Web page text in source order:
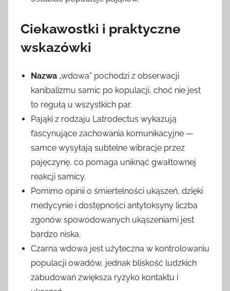
Ciekawostki i praktyczne
wskazówki
Nazwa „wdowa” pochodzi z obserwacji
kanibalizmu samic po kopulacji, choć nie jest
to regułą u wszystkich par.
Pająki z rodzaju Latrodectus wykazują
fascynujące zachowania komunikacyjne —
samce wysyłają subtelne wibracje przez
pajęczynę, co pomaga uniknąć gwałtownej
reakcji samicy.
Pomimo opinii o śmiertelności ukąszeń, dzięki
medycynie i dostępności antytoksyny liczba
zgonów spowodowanych ukąszeniami jest
bardzo niska.
Czarna wdowa jest użyteczna w kontrolowaniu
populacji owadów, jednak bliskość ludzkich
zabudowań zwiększa ryzyko kontaktu i